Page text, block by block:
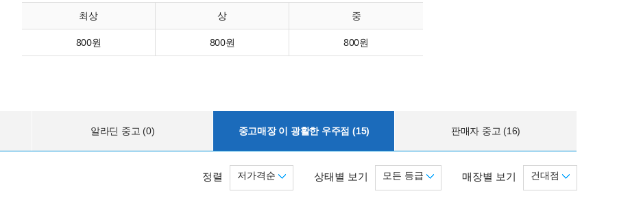
최상 상 중
800원 800원 800원
알라딘 중고 (0) 중고매장 이 광활한 우주점 (15) 판매자 중고 (16)
매장별 보기 건대점
상태별 보기 모든 등급
정렬 저가격순